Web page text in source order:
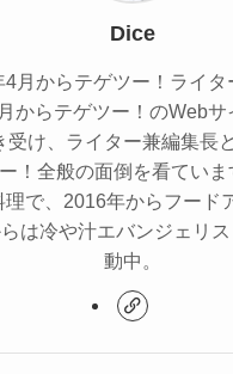
Dice
4月からテゲツー！ライタ
からテゲツー！のWebサ
受け、ライター兼編集長
ー！全般の面倒を看ていま
理で、2016年からフード
は冷や汁エバンジェリ
動中。